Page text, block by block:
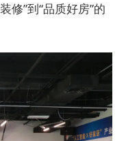
修”到“品质好房”的